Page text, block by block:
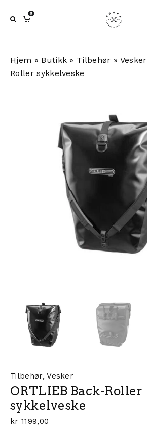
0
Hjem » Butikk » Tilbehør » Vesker
Roller sykkelveske
Tilbehør,Vesker
ORTLIEB Back-Roller
sykkelveske
kr 1199,00